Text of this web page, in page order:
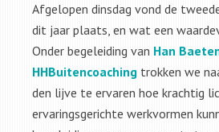
Afgelopen dinsdag vond de
dit jaar plaats, en wat een
Onder begeleiding van Han
HHBuitencoaching trokken we
den lijve te ervaren hoe krachtig
ervaringsgerichte werkvormen